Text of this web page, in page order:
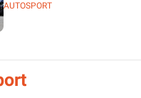
AUTOSPORT